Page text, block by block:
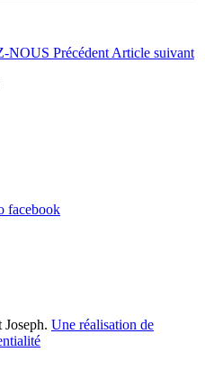
NOUS Précédent Article suivant
Une réalisation de